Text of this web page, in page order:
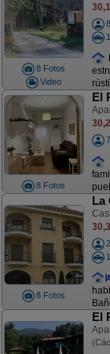
8 Fotos
Video
8 Fotos
El
8 Fotos
La
El